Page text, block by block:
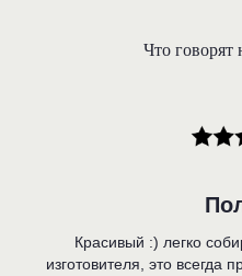
Что
Красивый :) легко
изготовителя, это всегда